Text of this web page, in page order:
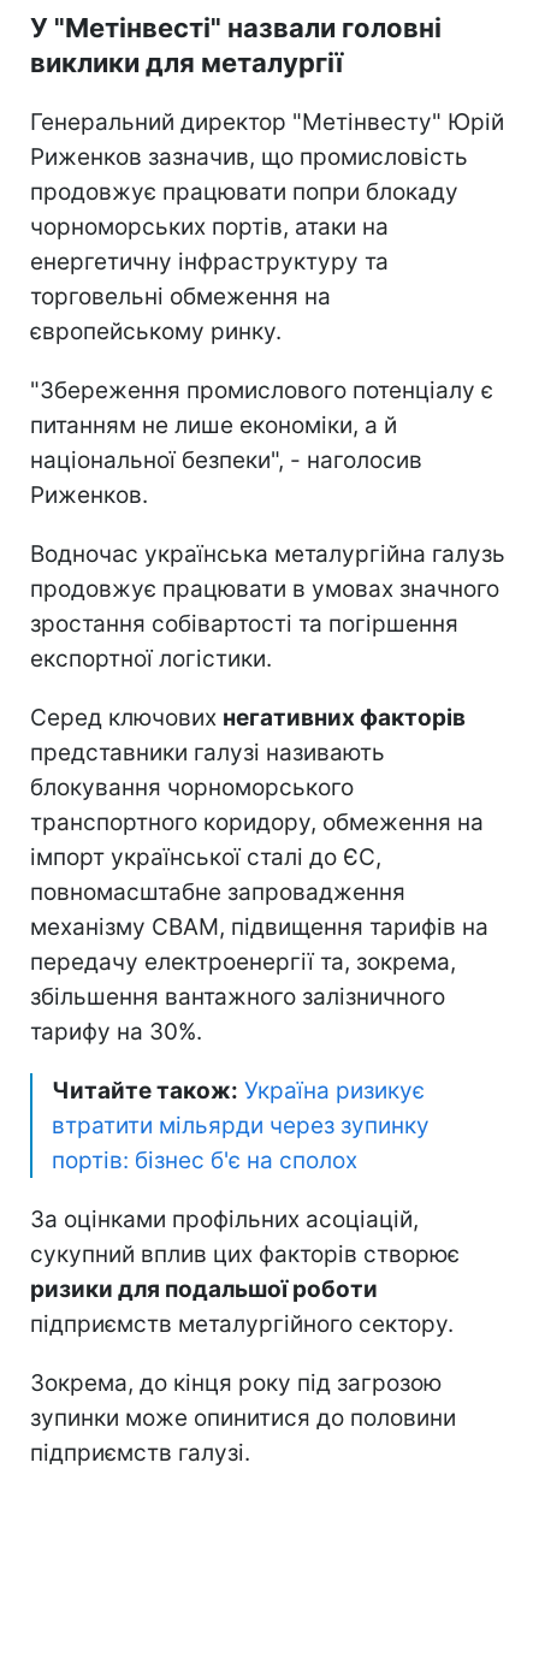
У "Метінвесті" назвали головні
виклики для металургії
Генеральний директор "Метінвесту" Юрій
Риженков зазначив, що промисловість
продовжує працювати попри блокаду
чорноморських портів, атаки на
енергетичну інфраструктуру та
торговельні обмеження на
європейському ринку.
"Збереження промислового потенціалу є
питанням не лише економіки, а й
національної безпеки", - наголосив
Риженков.
Водночас українська металургійна галузь
продовжує працювати в умовах значного
зростання собівартості та погіршення
експортної логістики.
Серед ключових негативних факторів
представники галузі називають
блокування чорноморського
транспортного коридору, обмеження на
імпорт української сталі до ЄС,
повномасштабне запровадження
механізму CBAM, підвищення тарифів на
передачу електроенергії та, зокрема,
збільшення вантажного залізничного
тарифу на 30%.
Читайте також: Україна ризикує
втратити мільярди через зупинку
портів: бізнес б'є на сполох
За оцінками профільних асоціацій,
сукупний вплив цих факторів створює
ризики для подальшої роботи
підприємств металургійного сектору.
Зокрема, до кінця року під загрозою
зупинки може опинитися до половини
підприємств галузі.